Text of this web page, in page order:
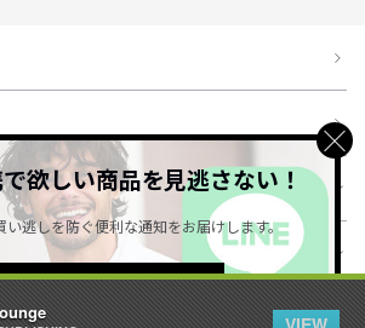
欲しい商品を見逃さない！
い逃しを防ぐ便利な通知をお届けします。
詳しくはこちら ＞